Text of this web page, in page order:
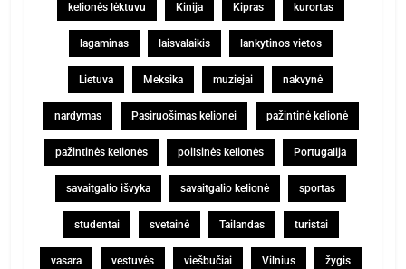
kelionės lėktuvu Kinija Kipras kurortas
lagaminas laisvalaikis lankytinos vietos
Lietuva Meksika muziejai nakvynė
nardymas Pasiruošimas kelionei pažintinė kelionė
pažintinės kelionės poilsinės kelionės Portugalija
savaitgalio išvyka savaitgalio kelionė sportas
studentai svetainė Tailandas turistai
vasara vestuvės viešbučiai Vilnius žygis